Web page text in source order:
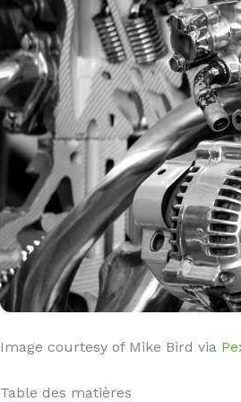
Image courtesy of Mike Bird via
Table des matières